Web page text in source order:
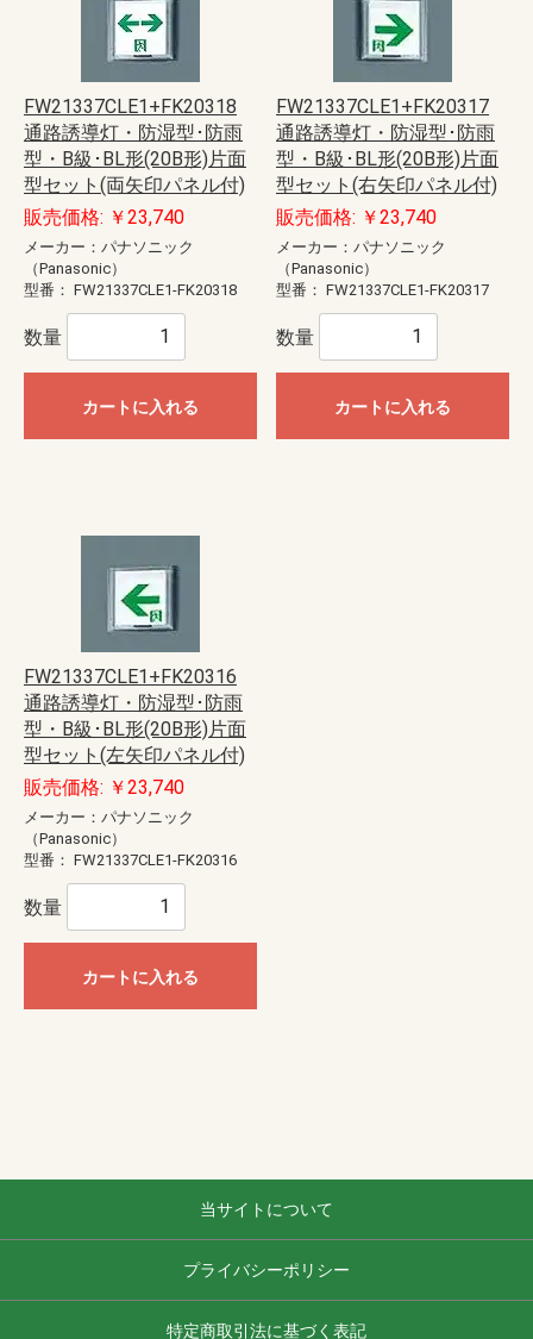
FW21337CLE1+FK20318
通路誘導灯・防湿型･防雨
型・B級･BL形(20B形)片面
型セット(両矢印パネル付)
販売価格: ￥23,740
メーカー：パナソニック
（Panasonic）
型番： FW21337CLE1-FK20318
数量
カートに入れる
FW21337CLE1+FK20317
通路誘導灯・防湿型･防雨
型・B級･BL形(20B形)片面
型セット(右矢印パネル付)
販売価格: ￥23,740
メーカー：パナソニック
（Panasonic）
型番： FW21337CLE1-FK20317
数量
カートに入れる
FW21337CLE1+FK20316
通路誘導灯・防湿型･防雨
型・B級･BL形(20B形)片面
型セット(左矢印パネル付)
販売価格: ￥23,740
メーカー：パナソニック
（Panasonic）
型番： FW21337CLE1-FK20316
数量
カートに入れる
当サイトについて
プライバシーポリシー
特定商取引法に基づく表記